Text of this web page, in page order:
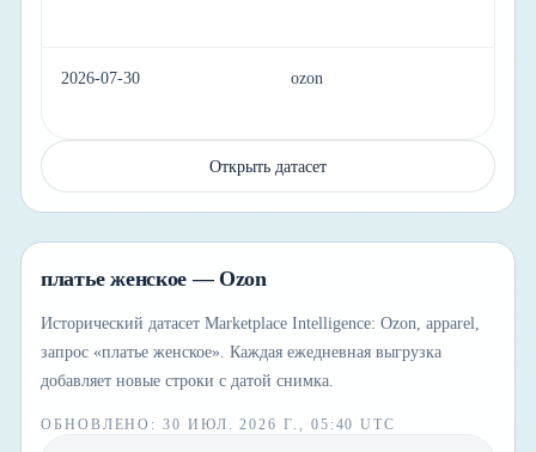
2026-07-30 ozon
Открыть датасет
платье женское — Ozon
Исторический датасет Marketplace Intelligence: Ozon, apparel,
запрос «платье женское». Каждая ежедневная выгрузка
добавляет новые строки с датой снимка.
ОБНОВЛЕНО :30 ИЮЛ. 2026 Г., 05:40 UTC